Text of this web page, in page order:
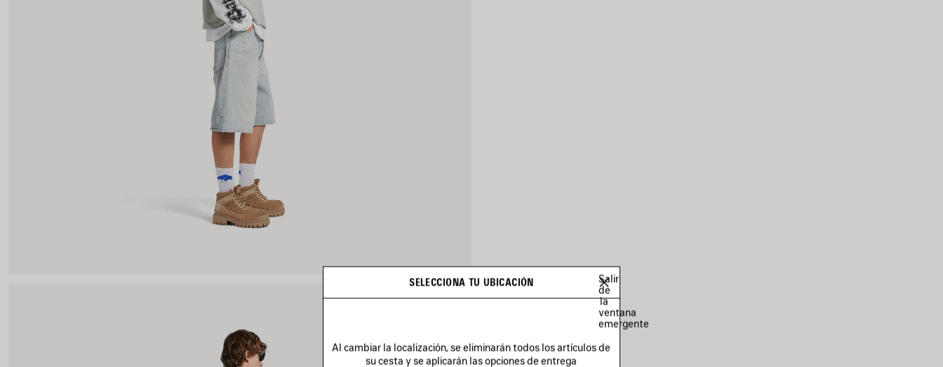
SELECCIONA TU UBICACIÓN
Salir
de
la
ventana
emergente
Al cambiar la localización, se eliminarán todos los artículos de
su cesta y se aplicarán las opciones de entrega